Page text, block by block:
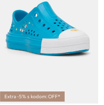
Extra -5% s kodom: OFF*